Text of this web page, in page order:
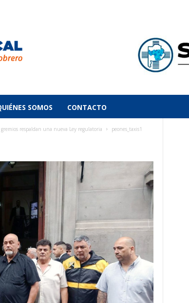
SOMOS CONTACTO
gremios respaldan una nueva Ley regulatoria peones_taxis1